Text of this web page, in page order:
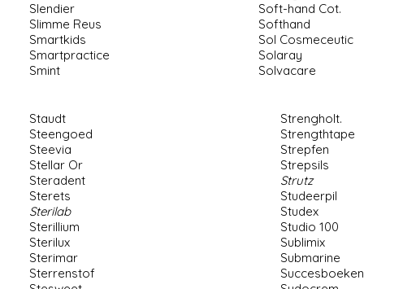
Slendier
Slimme Reus
Smartkids
Smartpractice
Smint
Soft-hand Cot.
Softhand
Sol Cosmeceutic
Solaray
Solvacare
Staudt
Steengoed
Steevia
Stellar Or
Steradent
Sterets
Sterilab
Sterillium
Sterilux
Sterimar
Sterrenstof
Strengholt.
Strengthtape
Strepfen
Strepsils
Strutz
Studeerpil
Studex
Studio 100
Sublimix
Submarine
Succesboeken